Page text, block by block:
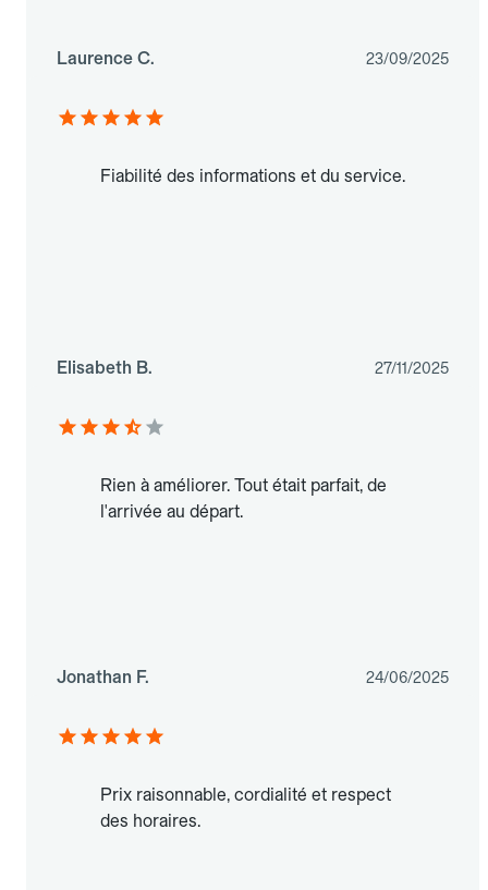
Laurence C. 23/09/2025
Fiabilité des informations et du service.
Elisabeth B. 27/11/2025
Rien à améliorer. Tout était parfait, de
l'arrivée au départ.
Jonathan F. 24/06/2025
Prix raisonnable, cordialité et respect
des horaires.